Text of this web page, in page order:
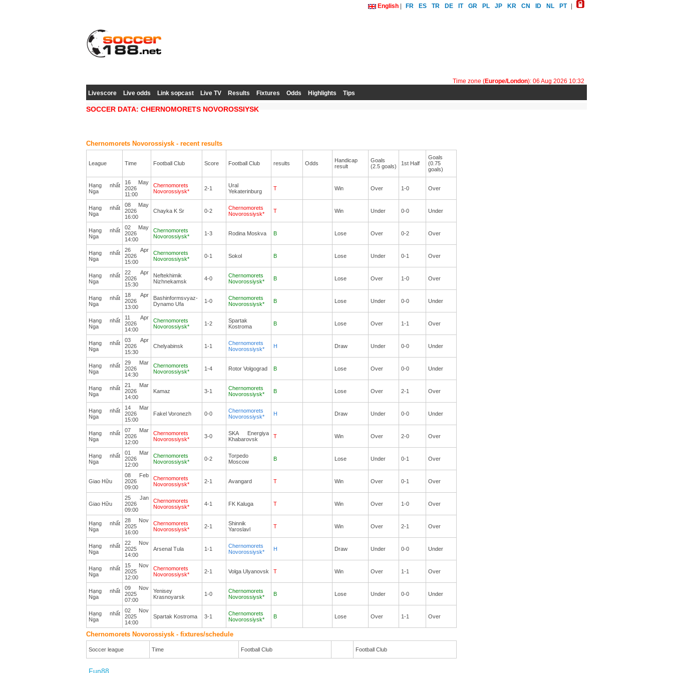
English FR ES TR DE IT GR PL JP KR CN ID NL PT
Time zone (Europe/London): 06 Aug 2026 10:32
Livescore
Live odds Link sopcast Live TV Results Fixtures Odds Highlights Tips
SOCCER DATA: CHERNOMORETS NOVOROSSIYSK
Chernomorets Novorossiysk - recent results
League Time Football Club Score Football Club results Odds
Handicap
result
Goals
(2.5 goals)
1st Half
Goals
(0.75
goals)
Hạng nhất
Nga
16 May
2026
11:00
Chernomorets
Novorossiysk*
2-1
Ural
Yekaterinburg
T Win Over 1-0 Over
Hạng nhất
Nga
08 May
2026
16:00
Chayka K Sr 0-2
Chernomorets
Novorossiysk*
T Win Under 0-0 Under
Hạng nhất
Nga
02 May
2026
14:00
Chernomorets
Novorossiysk*
1-3 Rodina Moskva B Lose Over 0-2 Over
Hạng nhất
Nga
26 Apr
2026
15:00
Chernomorets
Novorossiysk*
0-1 Sokol B Lose Under 0-1 Over
Hạng nhất
Nga
22 Apr
2026
15:30
Neftekhimik
Nizhnekamsk
4-0
Chernomorets
Novorossiysk*
B Lose Over 1-0 Over
Hạng nhất
Nga
18 Apr
2026
13:00
Bashinformsvyaz-
Dynamo Ufa
1-0
Chernomorets
Novorossiysk*
B Lose Under 0-0 Under
Hạng nhất
Nga
11 Apr
2026
14:00
Chernomorets
Novorossiysk*
1-2
Spartak
Kostroma
B Lose Over 1-1 Over
Hạng nhất
Nga
03 Apr
2026
15:30
Chelyabinsk 1-1
Chernomorets
Novorossiysk*
H Draw Under 0-0 Under
Hạng nhất
Nga
29 Mar
2026
14:30
Chernomorets
Novorossiysk*
1-4 Rotor Volgograd B Lose Over 0-0 Under
Hạng nhất
Nga
21 Mar
2026
14:00
Kamaz 3-1
Chernomorets
Novorossiysk*
B Lose Over 2-1 Over
Hạng nhất
Nga
14 Mar
2026
15:00
Fakel Voronezh 0-0
Chernomorets
Novorossiysk*
H Draw Under 0-0 Under
Hạng nhất
Nga
07 Mar
2026
12:00
Chernomorets
Novorossiysk*
3-0
SKA Energiya
Khabarovsk
T Win Over 2-0 Over
Hạng nhất
Nga
01 Mar
2026
12:00
Chernomorets
Novorossiysk*
0-2
Torpedo
Moscow
B Lose Under 0-1 Over
Giao Hữu
08 Feb
2026
09:00
Chernomorets
Novorossiysk*
2-1 Avangard T Win Over 0-1 Over
Giao Hữu
25 Jan
2026
09:00
Chernomorets
Novorossiysk*
4-1 FK Kaluga T Win Over 1-0 Over
Hạng nhất
Nga
28 Nov
2025
16:00
Chernomorets
Novorossiysk*
2-1
Shinnik
Yaroslavl
T Win Over 2-1 Over
Hạng nhất
Nga
22 Nov
2025
14:00
Arsenal Tula 1-1
Chernomorets
Novorossiysk*
H Draw Under 0-0 Under
Hạng nhất
Nga
15 Nov
2025
12:00
Chernomorets
Novorossiysk*
2-1 Volga Ulyanovsk T Win Over 1-1 Over
Hạng nhất
Nga
09 Nov
2025
07:00
Yenisey
Krasnoyarsk
1-0
Chernomorets
Novorossiysk*
B Lose Under 0-0 Under
Hạng nhất
Nga
02 Nov
2025
14:00
Spartak Kostroma 3-1
Chernomorets
Novorossiysk*
B Lose Over 1-1 Over
Chernomorets Novorossiysk - fixtures/schedule
Soccer league Time Football Club Football Club
Fun88